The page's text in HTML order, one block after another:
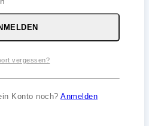
Spray
MwSt.
vergessen?
Konto noch? Anmelden